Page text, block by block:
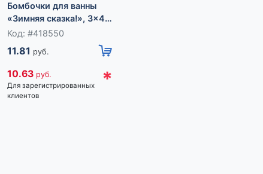
Бомбочки для ванны
«Зимняя сказка!», 3×40
г, Чистое счастье
Код: #418550
11.81 руб.
10.63 руб.
Для зарегистрированных
клиентов
*